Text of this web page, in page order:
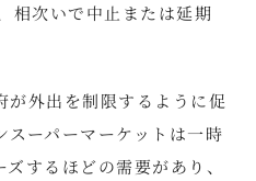
相次いで中止または延期
が外出を制限するように促
スーパーマーケットは一時
するほどの需要があり、